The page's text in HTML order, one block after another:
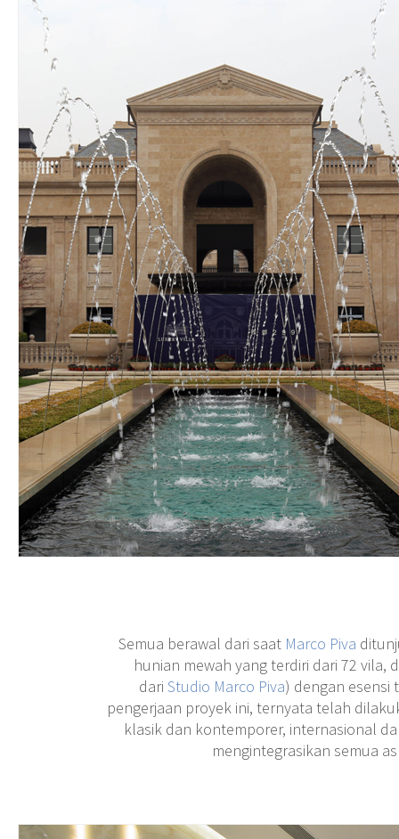
Semua berawal dari saat Marco Piva
hunian mewah yang terdiri dari 72 vila,
dari Studio Marco Piva) dengan esensi
pengerjaan proyek ini, ternyata telah
klasik dan kontemporer, internasional
mengintegrasikan semua